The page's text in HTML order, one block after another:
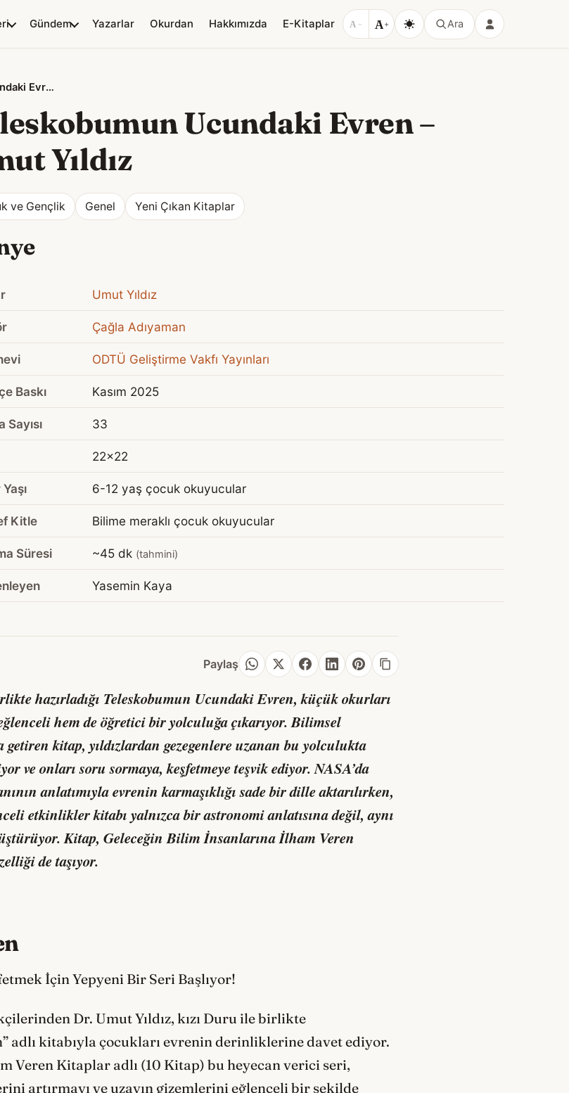
Gündem Yazarlar Okurdan Hakkımızda E-Kitaplar A − A+ Ara
Teleskobumun Ucundaki Evren
Ucundaki Evren–
Yıldız
ve Gençlik Genel Yeni Çıkan Kitaplar
Umut Yıldız
Çağla Adıyaman
ODTÜ Geliştirme Vakfı Yayınları
Baskı Kasım 2025
Sayısı 33
22x22
6-12 yaş çocuk okuyucular
Kitle Bilime meraklı çocuk okuyucular
Süresi ~45 dk (tahmini)
Yasemin Kaya
Paylaş
hazırladığı Teleskobumun Ucundaki Evren, küçük okurları
hem de öğretici bir yolculuğa çıkarıyor. Bilimsel
kitap, yıldızlardan gezegenlere uzanan bu yolculukta
ve onları soru sormaya, keşfetmeye teşvik ediyor. NASA’da
anlatımıyla evrenin karmaşıklığı sade bir dille aktarılırken,
etkinlikler kitabı yalnızca bir astronomi anlatısına değil, aynı
Kitap, Geleceğin Bilim İnsanlarına İlham Veren
de taşıyor.
İçin Yepyeni Bir Seri Başlıyor!
Dr. Umut Yıldız, kızı Duru ile birlikte
adlı kitabıyla çocukları evrenin derinliklerine davet ediyor.
Veren Kitaplar adlı (10 Kitap) bu heyecan verici seri,
artırmayı ve uzayın gizemlerini eğlenceli bir şekilde